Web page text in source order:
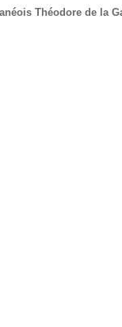
Théodore de la